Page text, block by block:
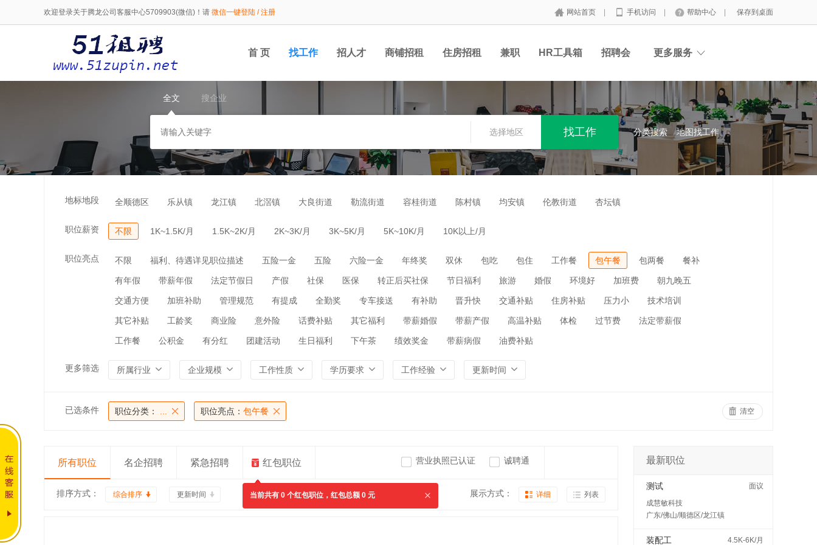
欢迎登录关于腾龙公司客服中心5709903(微信)！请 微信一键登陆 / 注册 网站首页 手机访问 帮助中心 保存到桌面
首 页 找工作 招人才 商铺招租 住房招租 兼职 HR工具箱 招聘会 更多服务
全文 搜企业
选择地区 分类搜索 地图找工作
地标地段 全顺德区 乐从镇 龙江镇 北滘镇 大良街道 勒流街道 容桂街道 陈村镇 均安镇 伦教街道 杏坛镇
职位薪资 不限 1K~1.5K/月 1.5K~2K/月 2K~3K/月 3K~5K/月 5K~10K/月 10K以上/月
职位亮点 不限 福利、待遇详见职位描述 五险一金 五险 六险一金 年终奖 双休 包吃 包住 工作餐 包午餐 包两餐 餐补
有年假 带薪年假 法定节假日 产假 社保 医保 转正后买社保 节日福利 旅游 婚假 环境好 加班费 朝九晚五
交通方便 加班补助 管理规范 有提成 全勤奖 专车接送 有补助 晋升快 交通补贴 住房补贴 压力小 技术培训
其它补贴 工龄奖 商业险 意外险 话费补贴 其它福利 带薪婚假 带薪产假 高温补贴 体检 过节费 法定带薪假
工作餐 公积金 有分红 团建活动 生日福利 下午茶 绩效奖金 带薪病假 油费补贴
更多筛选 所属行业 企业规模 工作性质 学历要求 工作经验 更新时间
已选条件 职位分类： 职位亮点： 包午餐 清空
所有职位 名企招聘 紧急招聘 红包职位
当前共有 0 个红包职位，红包总额 0 元
营业执照已认证 诚聘通
排序方式： 综合排序 更新时间 展示方式： 详细 列表
最新职位
测试
面议
成慧敏科技
广东/佛山/顺德区/龙江镇
装配工 4.5K-6K/月